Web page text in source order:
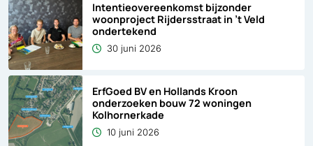
Intentieovereenkomst bijzonder
woonproject Rijdersstraat in ’t Veld
ondertekend
30 juni 2026
ErfGoed BV en Hollands Kroon
onderzoeken bouw 72 woningen
Kolhornerkade
10 juni 2026